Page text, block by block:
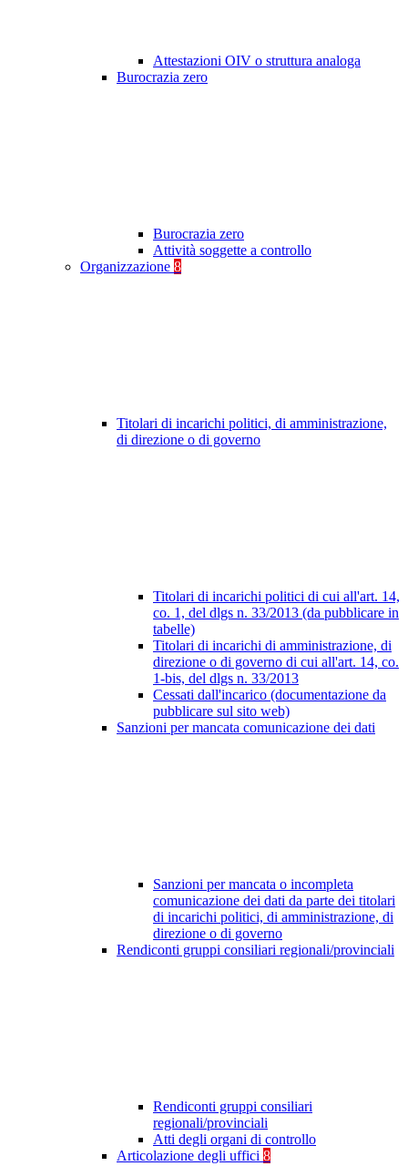
Attestazioni OIV o struttura analoga
Burocrazia zero
Burocrazia zero
Attività soggette a controllo
Organizzazione 8
Titolari di incarichi politici, di amministrazione,
di direzione o di governo
Titolari di incarichi politici di cui all'art. 14,
co. 1, del dlgs n. 33/2013 (da pubblicare in
tabelle)
Titolari di incarichi di amministrazione, di
direzione o di governo di cui all'art. 14, co.
1-bis, del dlgs n. 33/2013
Cessati dall'incarico (documentazione da
pubblicare sul sito web)
Sanzioni per mancata comunicazione dei dati
Sanzioni per mancata o incompleta
comunicazione dei dati da parte dei titolari
di incarichi politici, di amministrazione, di
direzione o di governo
Rendiconti gruppi consiliari regionali/provinciali
Rendiconti gruppi consiliari
regionali/provinciali
Atti degli organi di controllo
Articolazione degli uffici 8